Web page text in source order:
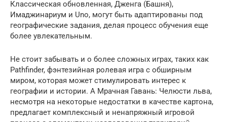
Классическая обновленная, Дженга (Башня),
Имаджинариум и Uno, могут быть адаптированы под
географические задания, делая процесс обучения еще
более увлекательным.
Не стоит забывать и о более сложных играх, таких как
Pathfinder, фэнтезийная ролевая игра с обширным
миром, которая может стимулировать интерес к
географии и истории. А Мрачная Гавань: Челюсти льва,
несмотря на некоторые недостатки в качестве картона,
предлагает комплексный и ненапряжный игровой